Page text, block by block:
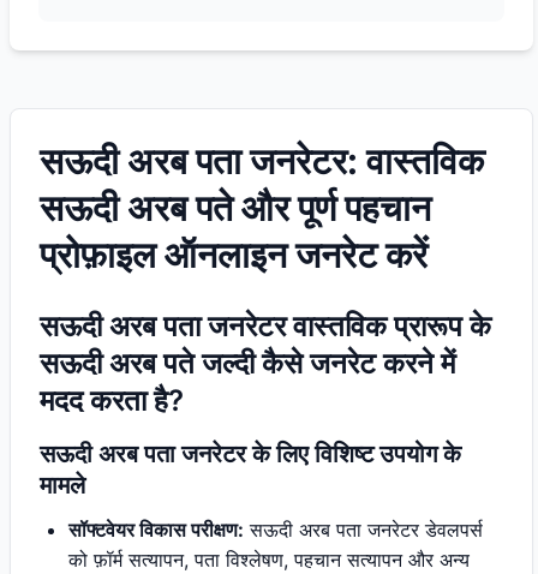
सऊदी अरब पता जनरेटर: वास्तविक
सऊदी अरब पते और पूर्ण पहचान
प्रोफ़ाइल ऑनलाइन जनरेट करें
सऊदी अरब पता जनरेटर वास्तविक प्रारूप के
सऊदी अरब पते जल्दी कैसे जनरेट करने में
मदद करता है?
सऊदी अरब पता जनरेटर के लिए विशिष्ट उपयोग के
मामले
सॉफ्टवेयर विकास परीक्षण: सऊदी अरब पता जनरेटर डेवलपर्स
को फ़ॉर्म सत्यापन, पता विश्लेषण, पहचान सत्यापन और अन्य